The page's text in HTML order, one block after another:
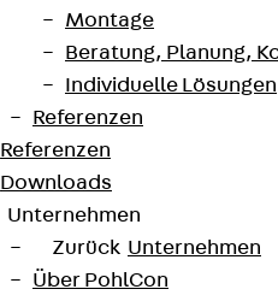
Montage
Beratung, Planung,
Individuelle Lösungen
Referenzen
Referenzen
Downloads
Unternehmen
Zurück Unternehmen
Über PohlCon